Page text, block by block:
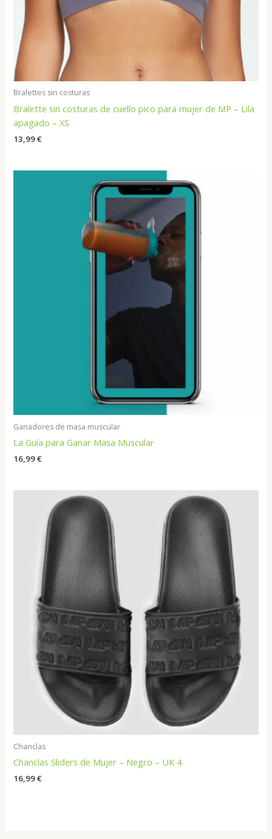
Bralettes sin costuras
Bralette sin costuras de cuello pico para mujer de MP – Lila
apagado – XS
13,99€
Ganadores de masa muscular
La Guía para Ganar Masa Muscular
16,99€
Chanclas
Chanclas Sliders de Mujer – Negro – UK 4
16,99€